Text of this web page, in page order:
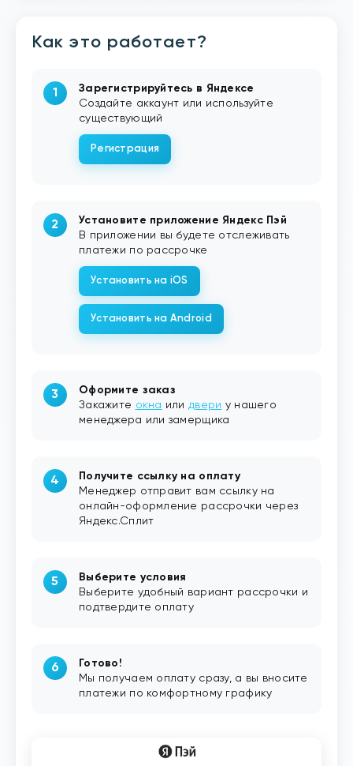
Как это работает?
Зарегистрируйтесь в Яндексе
Создайте аккаунт или используйте
существующий
Регистрация
Установите приложение Яндекс Пэй
В приложении вы будете отслеживать
платежи по рассрочке
Установить на iOS
Установить на Android
Оформите заказ
Закажите окна илидвери у нашего
менеджера или замерщика
Получите ссылку на оплату
Менеджер отправит вам ссылку на
онлайн-оформление рассрочки через
Яндекс.Сплит
Выберите условия
Выберите удобный вариант рассрочки и
подтвердите оплату
Готово!
Мы получаем оплату сразу, а вы вносите
платежи по комфортному графику